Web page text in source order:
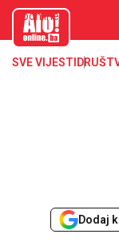
aloonline.b
SVE VIJESTI
Dodaj